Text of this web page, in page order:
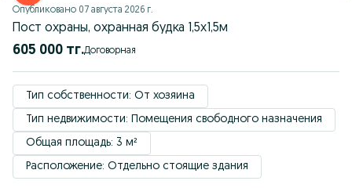
Опубликовано 07 августа 2026 г.
Пост охраны, охранная будка 1,5х1,5м
605 000 тг. Договорная
Тип собственности: От хозяина
Тип недвижимости: Помещения свободного назначения
Общая площадь: 3 м²
Расположение: Отдельно стоящие здания